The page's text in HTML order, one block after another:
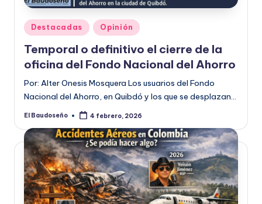
Publicado
en
Destacadas Opinión
Temporal o definitivo el cierre de la
oficina del Fondo Nacional del Ahorro
Por: Alter Onesis Mosquera Los usuarios del Fondo
Nacional del Ahorro, en Quibdó y los que se desplazan…
Publicado
El Baudoseño 4 febrero, 2026